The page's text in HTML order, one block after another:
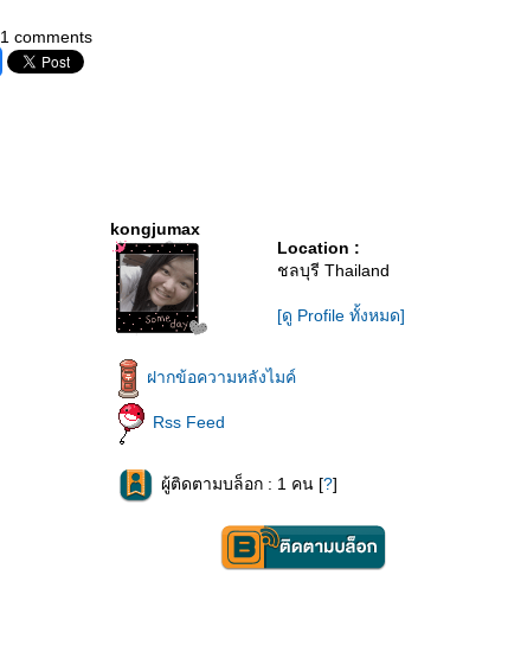
1 comments
kongjumax
Location :
ชลบุรี Thailand
[ดู Profile ทั้งหมด]
ฝากข้อความหลังไมค์
Rss Feed
ผู้ติดตามบล็อก : 1 คน [?]